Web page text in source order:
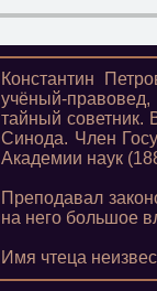
Константин
учёный-
тайный
Синода. Член
Академии наук
Преподавал
на него большое
Имя чтеца